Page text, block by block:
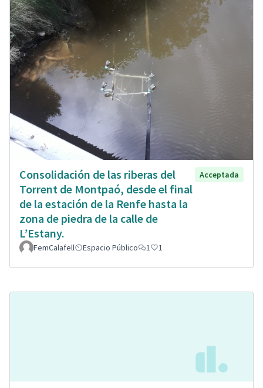
Consolidación de las riberas del
Torrent de Montpaó, desde el final
de la estación de la Renfe hasta la
zona de piedra de la calle de
L’Estany.
Acceptada
FemCalafell Espacio Público 1 1